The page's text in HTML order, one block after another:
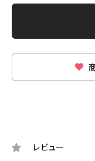
レビュー